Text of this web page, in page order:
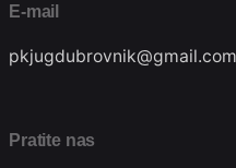
E-mail
pkjugdubrovnik@gmail.com
Pratite nas